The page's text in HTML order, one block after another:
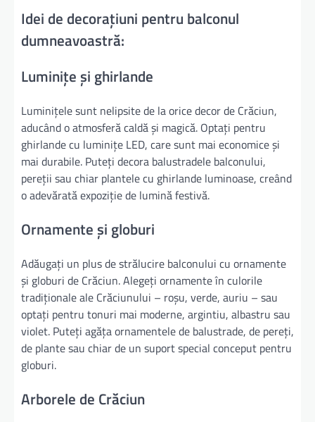
Idei de decorațiuni pentru balconul
dumneavoastră:
Luminițe și ghirlande
Luminițele sunt nelipsite de la orice decor de Crăciun,
aducând o atmosferă caldă și magică. Optați pentru
ghirlande cu luminițe LED, care sunt mai economice și
mai durabile. Puteți decora balustradele balconului,
pereții sau chiar plantele cu ghirlande luminoase, creând
o adevărată expoziție de lumină festivă.
Ornamente și globuri
Adăugați un plus de strălucire balconului cu ornamente
și globuri de Crăciun. Alegeți ornamente în culorile
tradiționale ale Crăciunului – roșu, verde, auriu – sau
optați pentru tonuri mai moderne, argintiu, albastru sau
violet. Puteți agăța ornamentele de balustrade, de pereți,
de plante sau chiar de un suport special conceput pentru
globuri.
Arborele de Crăciun